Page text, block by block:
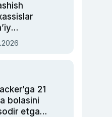
xavotir
21
bolasini
etgan